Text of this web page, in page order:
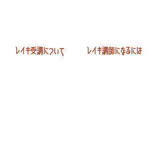
レイキ受講について レイキ講師になるには